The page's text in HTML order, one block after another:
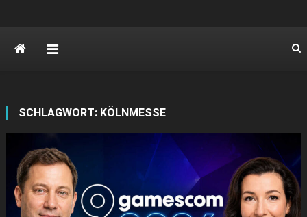
SCHLAGWORT: KÖLNMESSE